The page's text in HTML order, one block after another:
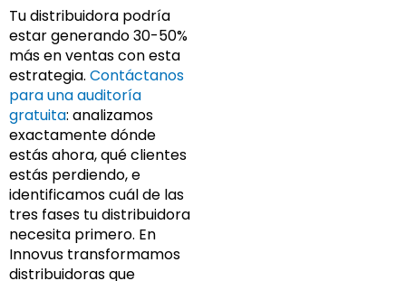
Tu distribuidora podría
estar generando 30-50%
más en ventas con esta
estrategia. Contáctanos
para una auditoría
gratuita: analizamos
exactamente dónde
estás ahora, qué clientes
estás perdiendo, e
identificamos cuál de las
tres fases tu distribuidora
necesita primero. En
Innovus transformamos
distribuidoras que